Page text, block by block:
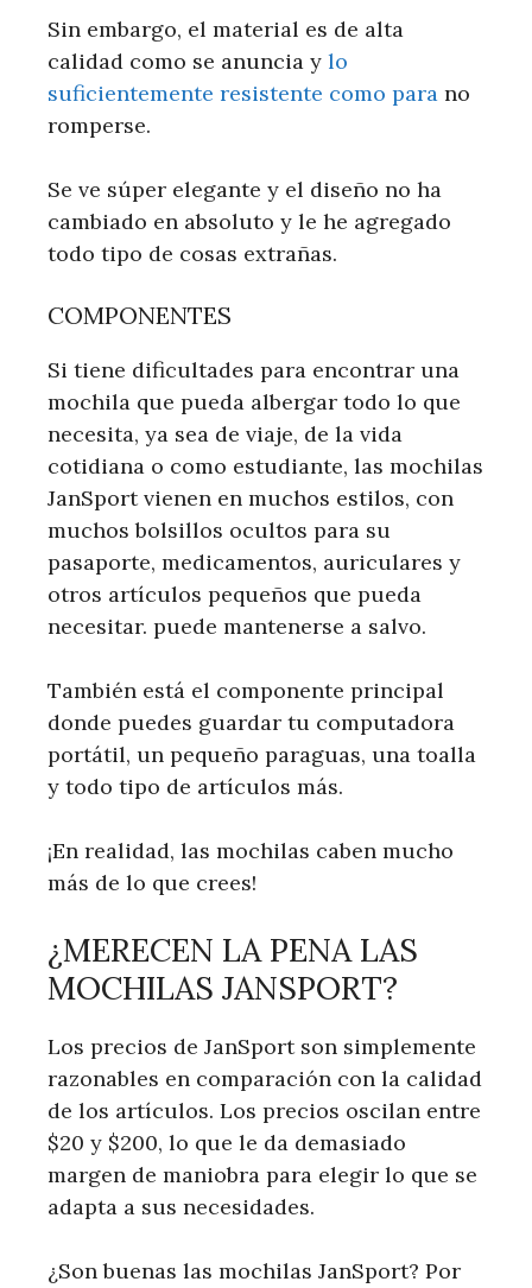
Sin embargo, el material es de alta
calidad como se anuncia y lo
suficientemente resistente como para no
romperse.
Se ve súper elegante y el diseño no ha
cambiado en absoluto y le he agregado
todo tipo de cosas extrañas.
COMPONENTES
Si tiene dificultades para encontrar una
mochila que pueda albergar todo lo que
necesita, ya sea de viaje, de la vida
cotidiana o como estudiante, las mochilas
JanSport vienen en muchos estilos, con
muchos bolsillos ocultos para su
pasaporte, medicamentos, auriculares y
otros artículos pequeños que pueda
necesitar. puede mantenerse a salvo.
También está el componente principal
donde puedes guardar tu computadora
portátil, un pequeño paraguas, una toalla
y todo tipo de artículos más.
¡En realidad, las mochilas caben mucho
más de lo que crees!
¿MERECEN LA PENA LAS
MOCHILAS JANSPORT?
Los precios de JanSport son simplemente
razonables en comparación con la calidad
de los artículos. Los precios oscilan entre
$20 y $200, lo que le da demasiado
margen de maniobra para elegir lo que se
adapta a sus necesidades.
¿Son buenas las mochilas JanSport? Por